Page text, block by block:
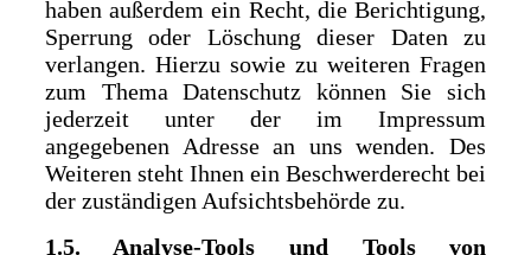
haben außerdem ein Recht, die Berichtigung,
Sperrung oder Löschung dieser Daten zu
verlangen. Hierzu sowie zu weiteren Fragen
zum Thema Datenschutz können Sie sich
jederzeit unter der im Impressum
angegebenen Adresse an uns wenden. Des
Weiteren steht Ihnen ein Beschwerderecht bei
der zuständigen Aufsichtsbehörde zu.
1.5. Analyse-Tools und Tools von